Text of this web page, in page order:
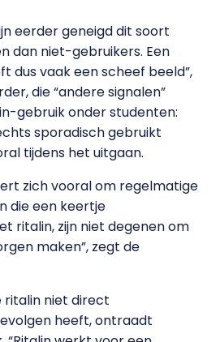
eerder geneigd dit soort
dan niet-gebruikers. Een
dus vaak een scheef beeld”,
die “andere signalen”
gebruik onder studenten:
sporadisch gebruikt
tijdens het uitgaan.
zich vooral om regelmatige
die een keertje
ritalin, zijn niet degenen om
maken”, zegt de
ritalin niet direct
heeft, ontraadt